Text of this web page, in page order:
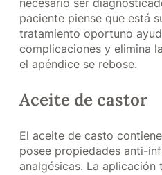
paciente piense que está
tratamiento oportuno
complicaciones y elimina
el apéndice se rebose.
Aceite de castor
El aceite de casto
posee propiedades anti-
analgésicas. La